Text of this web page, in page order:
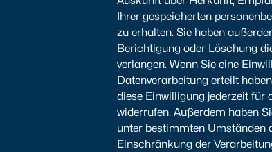
Ihrer gespeicherten
zu erhalten. Sie haben
Berichtigung oder Löschung
verlangen. Wenn Sie eine
Datenverarbeitung erteilt
diese Einwilligung jederzeit für
widerrufen. Außerdem haben
unter bestimmten Umständen
Einschränkung der